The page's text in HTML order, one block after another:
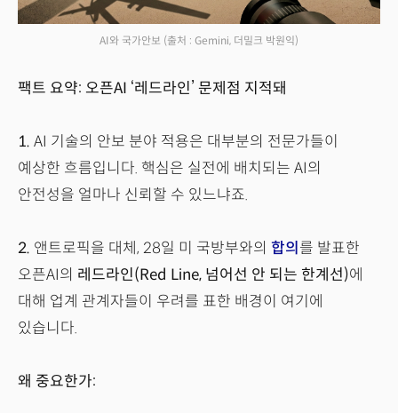
AI와 국가안보 (출처 : Gemini, 더밀크 박원익)
팩트 요약: 오픈AI ‘레드라인’ 문제점 지적돼
1. AI 기술의 안보 분야 적용은 대부분의 전문가들이
예상한 흐름입니다. 핵심은 실전에 배치되는 AI의
안전성을 얼마나 신뢰할 수 있느냐죠.
2. 앤트로픽을 대체, 28일 미 국방부와의 합의 를 발표한
오픈AI의 레드라인(Red Line, 넘어선 안 되는 한계선)에
대해 업계 관계자들이 우려를 표한 배경이 여기에
있습니다.
왜 중요한가: